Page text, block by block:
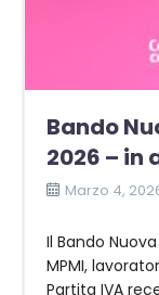
Bando
2026 – in
Marzo 4,
Il Bando
MPMI,
Partita IVA